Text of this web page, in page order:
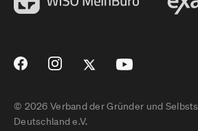
© 2026 Verband der Gründer und
Deutschland e.V.